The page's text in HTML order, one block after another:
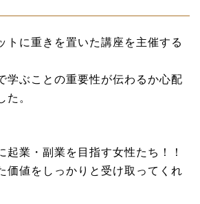
トに重きを置いた講座を主催する
学ぶことの重要性が伝わるか心配
た。
起業・副業を目指す女性たち！！
価値をしっかりと受け取ってくれ